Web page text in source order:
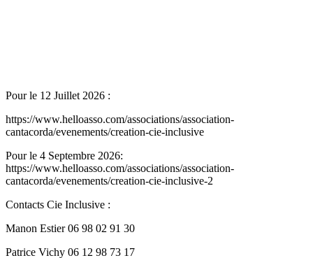
Pour le 12 Juillet 2026 :
https://www.helloasso.com/associations/association-
cantacorda/evenements/creation-cie-inclusive
Pour le 4 Septembre 2026:
https://www.helloasso.com/associations/association-
cantacorda/evenements/creation-cie-inclusive-2
Contacts Cie Inclusive :
Manon Estier 06 98 02 91 30
Patrice Vichy 06 12 98 73 17